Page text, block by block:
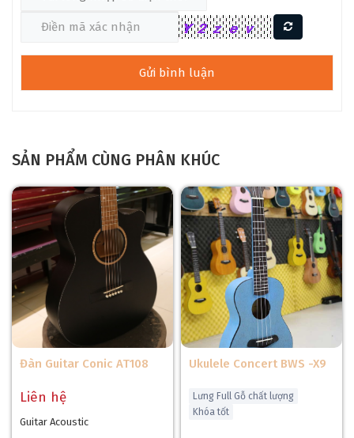
SẢN PHẨM CÙNG PHÂN KHÚC
Đàn Guitar Conic AT108
Liên hệ
Guitar Acoustic
Ukulele Concert BWS -X9
Lưng Full Gỗ chất lượng
Khóa tốt